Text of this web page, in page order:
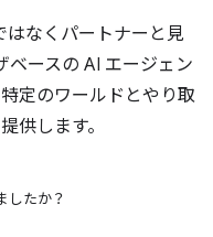
なくパートナーと見
ベースの AI エージェン
定のワールドとやり取
供します。
したか？